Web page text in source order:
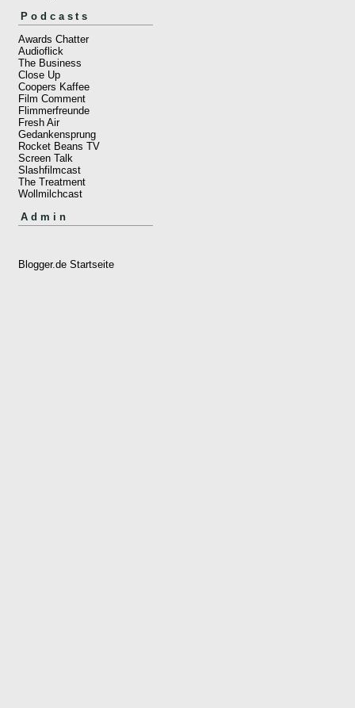
Podcasts
Awards Chatter
Audioflick
The Business
Close Up
Coopers Kaffee
Film Comment
Flimmerfreunde
Fresh Air
Gedankensprung
Rocket Beans TV
Screen Talk
Slashfilmcast
The Treatment
Wollmilchcast
Admin
Blogger.de Startseite